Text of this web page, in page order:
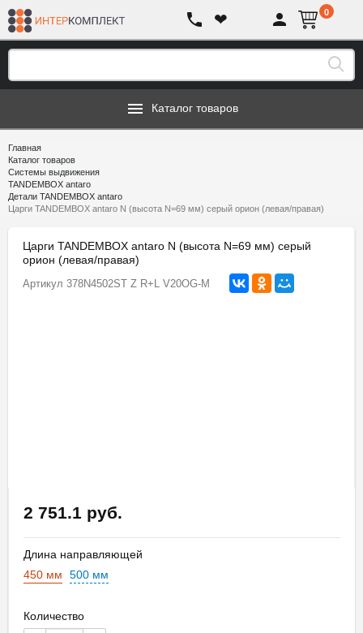
❤ 0
Каталог товаров
Главная
Каталог товаров
Системы выдвижения
TANDEMBOX antaro
Детали TANDEMBOX antaro
Царги TANDEMBOX antaro N (высота N=69 мм) серый орион (левая/правая)
Царги TANDEMBOX antaro N (высота N=69 мм) серый
орион (левая/правая)
Артикул 378N4502ST Z R+L V20OG-M
2 751.1 руб.
Длина направляющей
450 мм
500 мм
Количество